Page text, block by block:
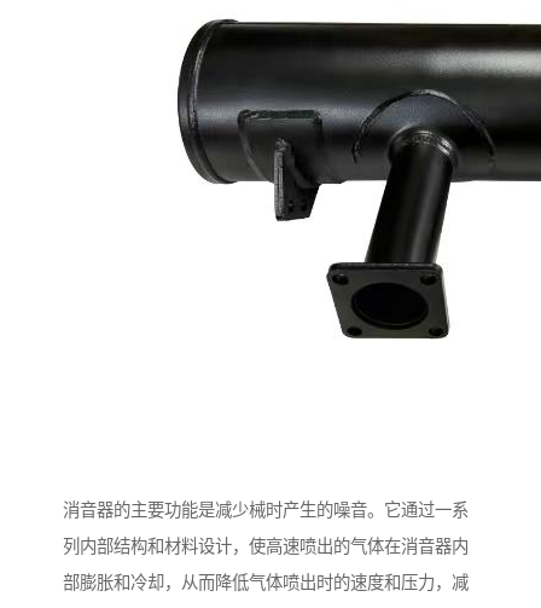
消音器的主要功能是减少械时产生的噪音。它通过一系
列内部结构和材料设计，使高速喷出的气体在消音器内
部膨胀和冷却，从而降低气体喷出时的速度和压力，减